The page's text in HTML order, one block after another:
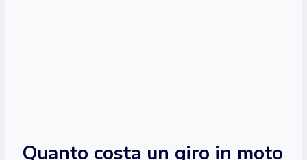
Quanto costa un giro in moto